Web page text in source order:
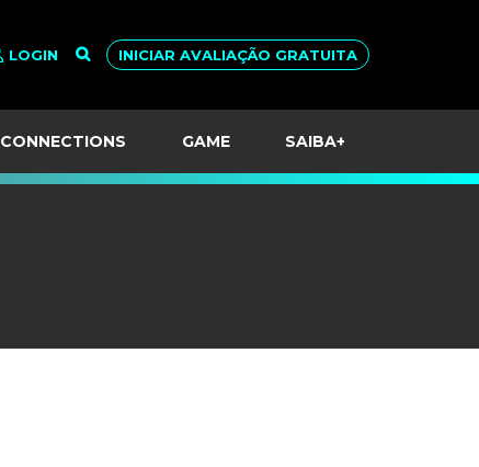
LOGIN INICIAR AVALIAÇÃO GRATUITA
CONNECTIONS GAME SAIBA+